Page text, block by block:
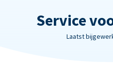
Service
Laatst